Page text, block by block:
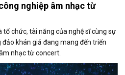
nghiệp âm nhạc từ
chức, tài năng của nghệ sĩ cùng sự
khán giả đang mang đến triển
nhạc từ concert.